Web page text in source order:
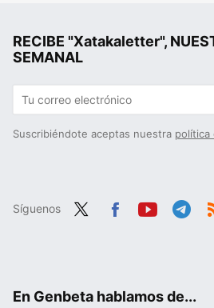
RECIBE "Xatakaletter",
SEMANAL
Suscribiéndote aceptas nuestra política
Síguenos
En Genbeta hablamos de...